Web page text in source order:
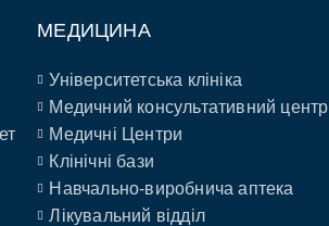
МЕДИЦИНА
Університетська клініка
Медичний консультативний центр
Медичні Центри
Клінічні бази
Навчально-виробнича аптека
Лікувальний відділ